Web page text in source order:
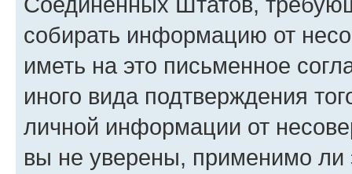
собирать информацию от
иметь на это письменное
иного вида подтверждения
личной информации от
вы не уверены, применимо ли